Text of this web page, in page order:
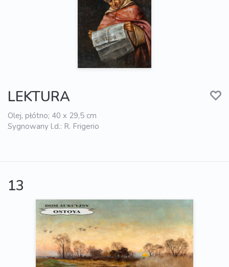
LEKTURA
Olej, płótno; 40 x 29,5 cm
Sygnowany l.d.: R. Frigerio
13